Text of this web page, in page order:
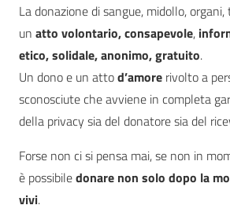
La donazione di sangue, midollo,
un atto volontario, consapevole,
etico, solidale, anonimo, gratuito.
Un dono e un attod’amore rivolto a
sconosciute che avviene in completa
della privacy sia del donatore sia del
Forse non ci si pensa mai, se non in
è possibiledonare non solo dopo la
vivi.